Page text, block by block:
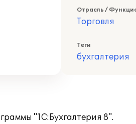
Отрасль /
Торговля
Теги
бухгалтерия
"1С:Бухгалтерия 8".